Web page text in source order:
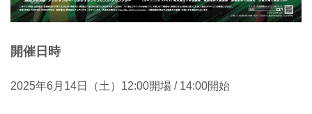
開催日時
2025年6月14日（土）12:00開場 / 14:00開始